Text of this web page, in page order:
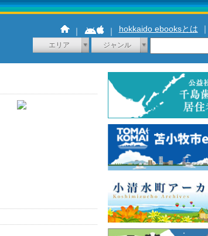
｜ ｜ hokkaido ebooksとは ｜
エリア ジャンル